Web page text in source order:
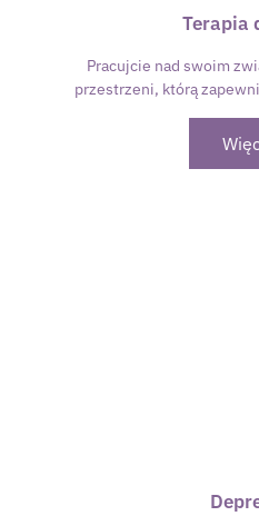
Terapia
Pracujcie nad swoim
przestrzeni, którą